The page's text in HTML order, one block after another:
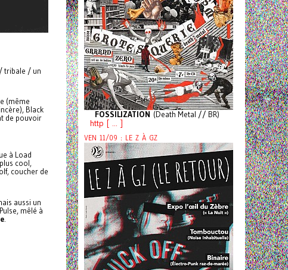
tribale / un
(même
Black
de pouvoir
à Load
cool,
coucher de
aussi un
mêlé à
FOSSILIZATION (Death Metal // BR)
http [ ... ]
VEN 11/09 : LE Z À GZ